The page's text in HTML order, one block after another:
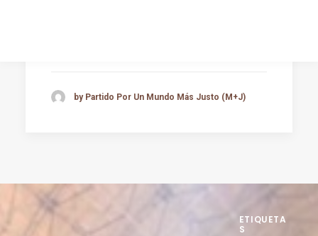
by Partido Por Un Mundo Más Justo (M+J)
ETIQUETA
S